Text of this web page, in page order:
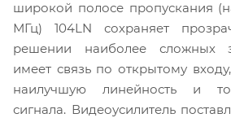
широкой полосе пропускания
МГц) 104LN сохраняет
решении наиболее сложных
имеет связь по открытому
наилучшую линейность и
сигнала. Видеоусилитель